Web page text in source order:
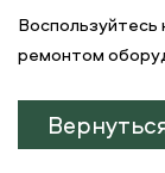
ремонтом